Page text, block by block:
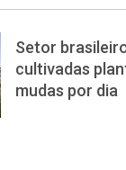
Setor
cultivadas
mudas por dia